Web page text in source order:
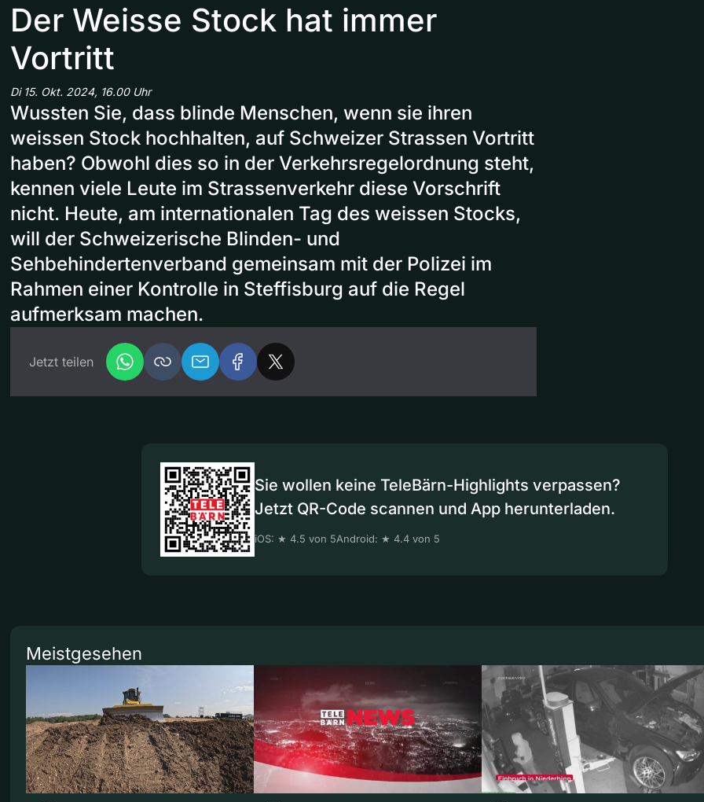
Der Weisse Stock hat immer
Vortritt
Di 15. Okt. 2024, 16.00 Uhr
Wussten Sie, dass blinde Menschen, wenn sie ihren
weissen Stock hochhalten, auf Schweizer Strassen Vortritt
haben? Obwohl dies so in der Verkehrsregelordnung steht,
kennen viele Leute im Strassenverkehr diese Vorschrift
nicht. Heute, am internationalen Tag des weissen Stocks,
will der Schweizerische Blinden- und
Sehbehindertenverband gemeinsam mit der Polizei im
Rahmen einer Kontrolle in Steffisburg auf die Regel
aufmerksam machen.
Jetzt teilen
Sie wollen keine TeleBärn-Highlights verpassen?
Jetzt QR-Code scannen und App herunterladen.
iOS: ★ 4.5 von 5Android: ★ 4.4 von 5
Meistgesehen